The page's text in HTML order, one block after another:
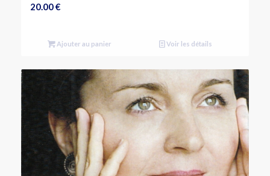
20.00€
Ajouter au panier Voir les détails